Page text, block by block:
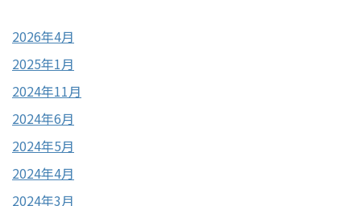
2026年4月
2025年1月
2024年11月
2024年6月
2024年5月
2024年4月
2024年3月